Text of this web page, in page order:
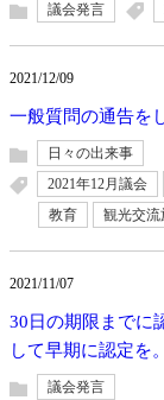
議会発言
2021/12/09
一般質問の通告を
日々の出来事
2021年12月議会
教育
観光交流
2021/11/07
30日の期限までに
して早期に認定を。
議会発言